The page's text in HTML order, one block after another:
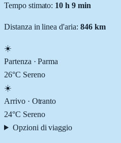
Tempo stimato: 10 h 9 min
Distanza in linea d'aria: 846km
☀️
Partenza ·Parma
26°C Sereno
☀️
Arrivo · Otranto
24°C Sereno
Opzioni di viaggio